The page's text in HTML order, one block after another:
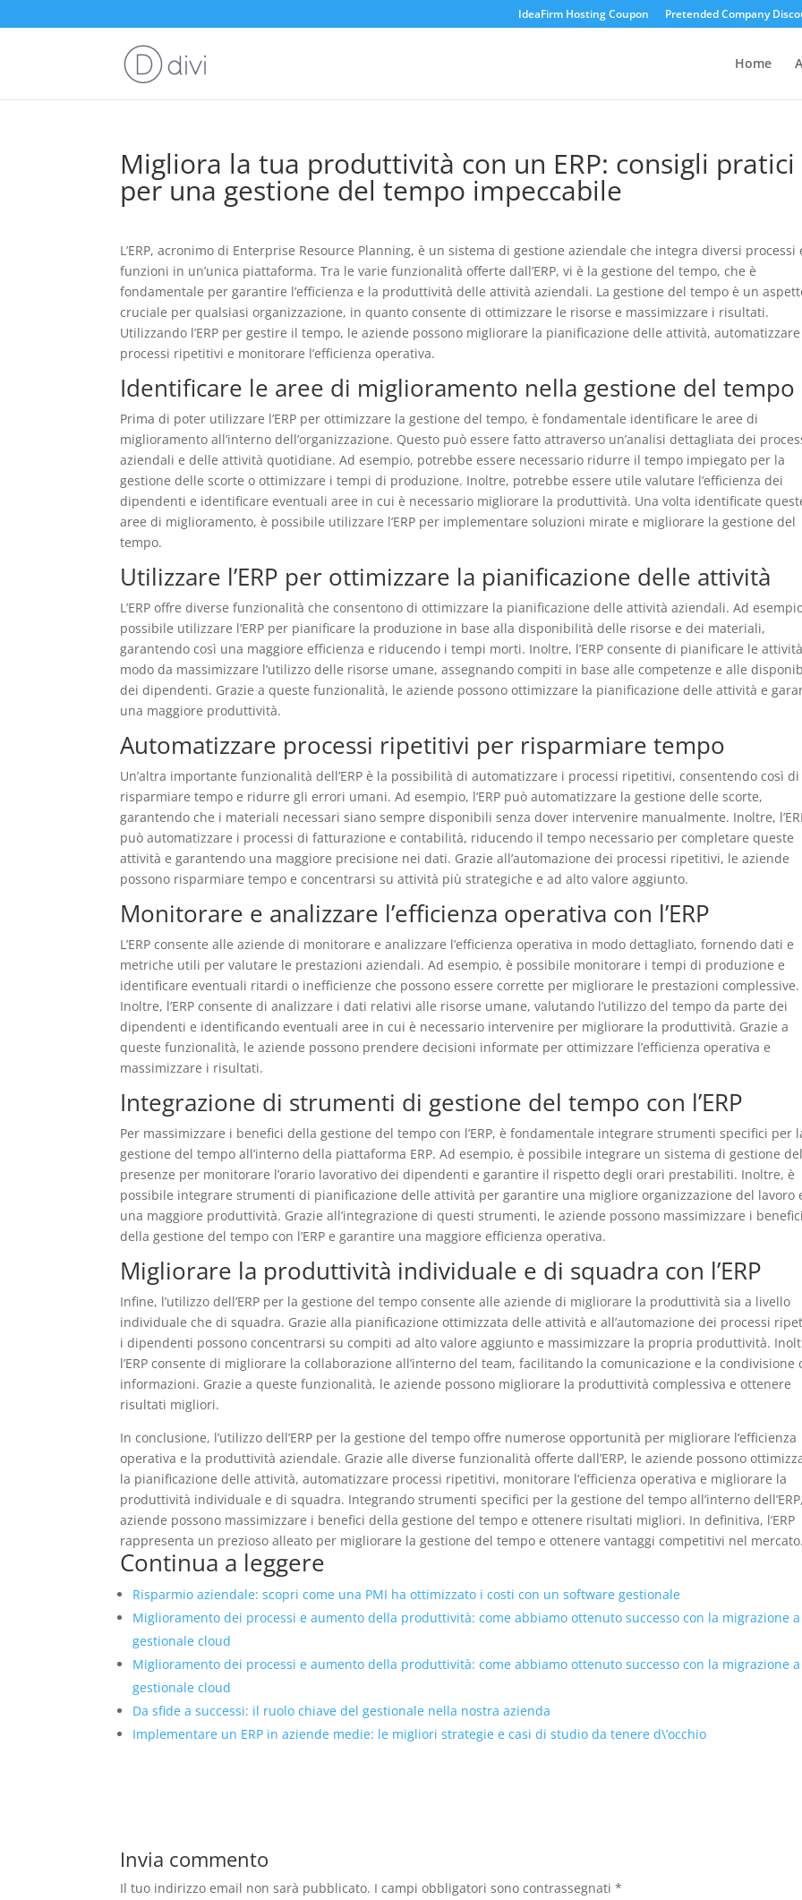
IdeaFirm Hosting Coupon Pretended Company
Home
Migliora la tua produttività con un ERP: consigli pratici
per una gestione del tempo impeccabile
L’ERP, acronimo di Enterprise Resource Planning, è un sistema di gestione aziendale che integra diversi processi
funzioni in un’unica piattaforma. Tra le varie funzionalità offerte dall’ERP, vi è la gestione del tempo, che è
fondamentale per garantire l’efficienza e la produttività delle attività aziendali. La gestione del tempo è un
cruciale per qualsiasi organizzazione, in quanto consente di ottimizzare le risorse e massimizzare i risultati.
Utilizzando l’ERP per gestire il tempo, le aziende possono migliorare la pianificazione delle attività, automatizzare
processi ripetitivi e monitorare l’efficienza operativa.
Identificare le aree di miglioramento nella gestione del tempo
Prima di poter utilizzare l’ERP per ottimizzare la gestione del tempo, è fondamentale identificare le aree di
miglioramento all’interno dell’organizzazione. Questo può essere fatto attraverso un’analisi dettagliata dei
aziendali e delle attività quotidiane. Ad esempio, potrebbe essere necessario ridurre il tempo impiegato per la
gestione delle scorte o ottimizzare i tempi di produzione. Inoltre, potrebbe essere utile valutare l’efficienza dei
dipendenti e identificare eventuali aree in cui è necessario migliorare la produttività. Una volta identificate
aree di miglioramento, è possibile utilizzare l’ERP per implementare soluzioni mirate e migliorare la gestione del
tempo.
Utilizzare l’ERP per ottimizzare la pianificazione delle attività
L’ERP offre diverse funzionalità che consentono di ottimizzare la pianificazione delle attività aziendali. Ad
possibile utilizzare l’ERP per pianificare la produzione in base alla disponibilità delle risorse e dei materiali,
garantendo così una maggiore efficienza e riducendo i tempi morti. Inoltre, l’ERP consente di pianificare le
modo da massimizzare l’utilizzo delle risorse umane, assegnando compiti in base alle competenze e alle
dei dipendenti. Grazie a queste funzionalità, le aziende possono ottimizzare la pianificazione delle attività e
una maggiore produttività.
Automatizzare processi ripetitivi per risparmiare tempo
Un’altra importante funzionalità dell’ERP è la possibilità di automatizzare i processi ripetitivi, consentendo così di
risparmiare tempo e ridurre gli errori umani. Ad esempio, l’ERP può automatizzare la gestione delle scorte,
garantendo che i materiali necessari siano sempre disponibili senza dover intervenire manualmente. Inoltre,
può automatizzare i processi di fatturazione e contabilità, riducendo il tempo necessario per completare queste
attività e garantendo una maggiore precisione nei dati. Grazie all’automazione dei processi ripetitivi, le aziende
possono risparmiare tempo e concentrarsi su attività più strategiche e ad alto valore aggiunto.
Monitorare e analizzare l’efficienza operativa con l’ERP
L’ERP consente alle aziende di monitorare e analizzare l’efficienza operativa in modo dettagliato, fornendo dati e
metriche utili per valutare le prestazioni aziendali. Ad esempio, è possibile monitorare i tempi di produzione e
identificare eventuali ritardi o inefficienze che possono essere corrette per migliorare le prestazioni complessive.
Inoltre, l’ERP consente di analizzare i dati relativi alle risorse umane, valutando l’utilizzo del tempo da parte dei
dipendenti e identificando eventuali aree in cui è necessario intervenire per migliorare la produttività. Grazie a
queste funzionalità, le aziende possono prendere decisioni informate per ottimizzare l’efficienza operativa e
massimizzare i risultati.
Integrazione di strumenti di gestione del tempo con l’ERP
Per massimizzare i benefici della gestione del tempo con l’ERP, è fondamentale integrare strumenti specifici per
gestione del tempo all’interno della piattaforma ERP. Ad esempio, è possibile integrare un sistema di gestione
presenze per monitorare l’orario lavorativo dei dipendenti e garantire il rispetto degli orari prestabiliti. Inoltre, è
possibile integrare strumenti di pianificazione delle attività per garantire una migliore organizzazione del lavoro
una maggiore produttività. Grazie all’integrazione di questi strumenti, le aziende possono massimizzare i benefici
della gestione del tempo con l’ERP e garantire una maggiore efficienza operativa.
Migliorare la produttività individuale e di squadra con l’ERP
Infine, l’utilizzo dell’ERP per la gestione del tempo consente alle aziende di migliorare la produttività sia a livello
individuale che di squadra. Grazie alla pianificazione ottimizzata delle attività e all’automazione dei processi
i dipendenti possono concentrarsi su compiti ad alto valore aggiunto e massimizzare la propria produttività.
l’ERP consente di migliorare la collaborazione all’interno del team, facilitando la comunicazione e la condivisione
informazioni. Grazie a queste funzionalità, le aziende possono migliorare la produttività complessiva e ottenere
risultati migliori.
In conclusione, l’utilizzo dell’ERP per la gestione del tempo offre numerose opportunità per migliorare l’efficienza
operativa e la produttività aziendale. Grazie alle diverse funzionalità offerte dall’ERP, le aziende possono
la pianificazione delle attività, automatizzare processi ripetitivi, monitorare l’efficienza operativa e migliorare la
produttività individuale e di squadra. Integrando strumenti specifici per la gestione del tempo all’interno
aziende possono massimizzare i benefici della gestione del tempo e ottenere risultati migliori. In definitiva, l’ERP
rappresenta un prezioso alleato per migliorare la gestione del tempo e ottenere vantaggi competitivi nel mercato.
Continua a leggere
Risparmio aziendale: scopri come una PMI ha ottimizzato i costi con un software gestionale
Miglioramento dei processi e aumento della produttività: come abbiamo ottenuto successo con la migrazione
gestionale cloud
Miglioramento dei processi e aumento della produttività: come abbiamo ottenuto successo con la migrazione
gestionale cloud
Da sfide a successi: il ruolo chiave del gestionale nella nostra azienda
Implementare un ERP in aziende medie: le migliori strategie e casi di studio da tenere d\’occhio
Invia commento
Il tuo indirizzo email non sarà pubblicato. I campi obbligatori sono contrassegnati*